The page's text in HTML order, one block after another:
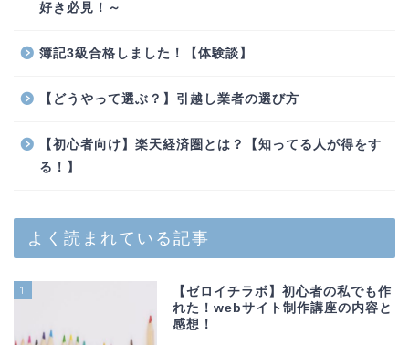
好き必見！～
簿記3級合格しました！【体験談】
【どうやって選ぶ？】引越し業者の選び方
【初心者向け】楽天経済圏とは？【知ってる人が得をす
る！】
よく読まれている記事
1
【ゼロイチラボ】初心者の私でも作
れた！webサイト制作講座の内容と
感想！